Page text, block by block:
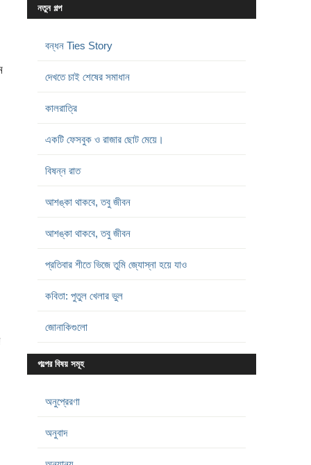
নতুন গল্প
বন্ধন Ties Story
দেখতে চাই শেষের সমাধান
কালরাত্রি
একটি ফেসবুক ও রাজার ছোট মেয়ে।
বিষন্ন রাত
আশঙ্কা থাকবে, তবু জীবন
আশঙ্কা থাকবে, তবু জীবন
প্রতিবার শীতে ভিজে তুমি জ্যোস্না হয়ে যাও
কবিতা: পুতুল খেলার ভুল
জোনাকিগুলো
গল্পের বিষয় সমূহ
অনুপ্রেরণা
অনুবাদ